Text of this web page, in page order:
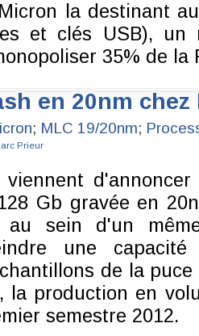
la destinant
et clés USB), un
35% de la
en 20nm chez
; MLC 19/20nm;
Prieur
Gb gravée en
au sein d'un
une
de la
la production en
semestre 2012.